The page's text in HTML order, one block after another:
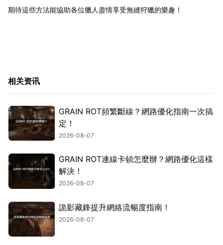
期待這些方法能協助各位獵人盡情享受無縫狩獵的樂趣！
相关资讯
GRAIN ROT頻繁斷線？網路優化指南一次搞
定！
2026-08-07
GRAIN ROT連線卡頓怎麼辦？網路優化這樣
解決！
2026-08-07
詭影藏鋒提升網絡流暢度指南！
2026-08-07